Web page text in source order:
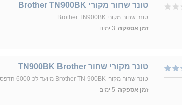
טונר שחור מקורי Brother TN900BK
טונר שחור מקורי Brother TN900BK
זמן אספקה 3 ימים
טונר מקורי שחור TN900BK Brother
טונר שחור מקורי Brother TN-900BK מיועד לכ-6000 הדפסות ב5% כיסוי
זמן אספקה 5 ימים